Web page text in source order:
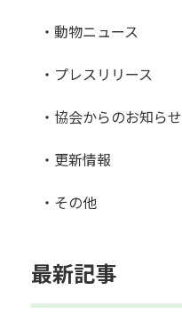
・動物ニュース
・プレスリリース
・協会からのお知らせ
・更新情報
・その他
最新記事